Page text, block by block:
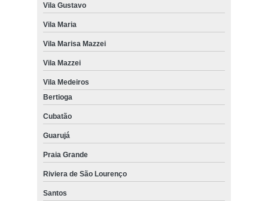
Vila Gustavo
Vila Maria
Vila Marisa Mazzei
Vila Mazzei
Vila Medeiros
Bertioga
Cubatão
Guarujá
Praia Grande
Riviera de São Lourenço
Santos